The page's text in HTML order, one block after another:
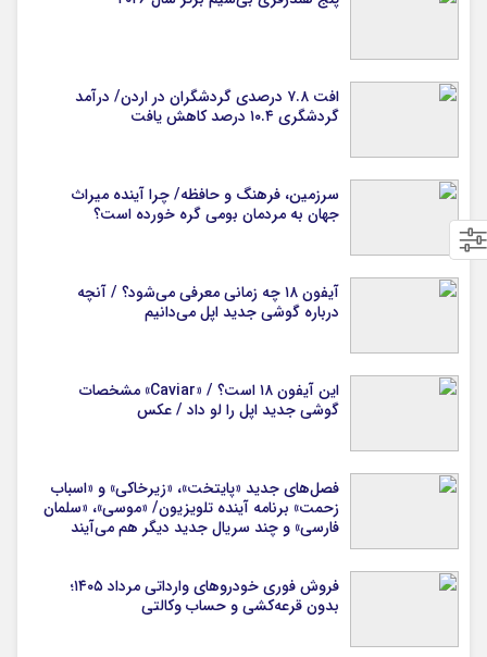
افت ۷.۸ درصدی گردشگران در اردن/ درآمد
گردشگری ۱۰.۴ درصد کاهش یافت
سرزمین، فرهنگ و حافظه/ چرا آینده میراث
جهان به مردمان بومی گره خورده است؟
آیفون ۱۸ چه زمانی معرفی می‌شود؟ / آنچه
درباره گوشی جدید اپل می‌دانیم
این آیفون ۱۸ است؟ / «Caviar» مشخصات
گوشی جدید اپل را لو داد / عکس
فصل‌های جدید «پایتخت»، «زیرخاکی» و «اسباب
زحمت» برنامه آینده تلویزیون/ «موسی»، «سلمان
فارسی» و چند سریال جدید دیگر هم می‌آیند
فروش فوری خودروهای وارداتی مرداد ۱۴۰۵؛
بدون قرعه‌کشی و حساب وکالتی